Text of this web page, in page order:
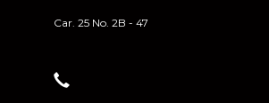
Car. 25 No. 2B - 47